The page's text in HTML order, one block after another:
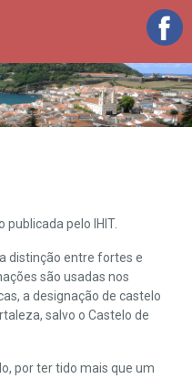
pelo IHIT.
distinção entre fortes e
são usadas nos
a designação de castelo
salvo o Castelo de
por ter tido mais que um